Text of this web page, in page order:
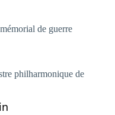
de guerre
philharmonique de